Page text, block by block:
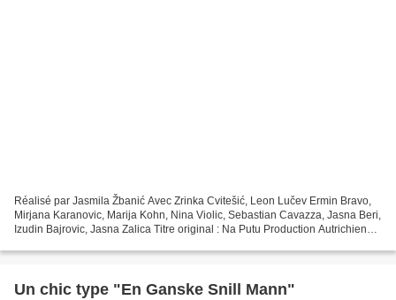
Réalisé par Jasmila Žbanić Avec Zrinka Cvitešić, Leon Lučev Ermin Bravo,
Mirjana Karanovic, Marija Kohn, Nina Violic, Sebastian Cavazza, Jasna Beri,
Izudin Bajrovic, Jasna Zalica Titre original : Na Putu Production Autrichienne,
Un chic type "En Ganske Snill Mann"